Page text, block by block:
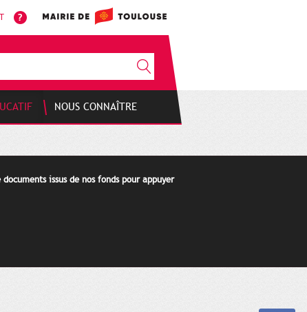
NOUS CONNAÎTRE
issus de nos fonds pour appuyer